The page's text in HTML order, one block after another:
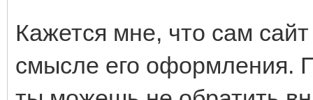
Кажется мне, что сам
смысле его оформления.